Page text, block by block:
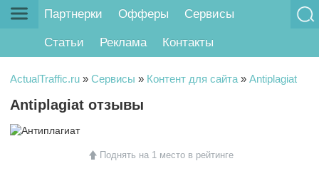
Партнерки Офферы Сервисы
Статьи Реклама Контакты
ActualTraffic.ru » Сервисы » Контент для сайта » Antiplagiat
Antiplagiat отзывы
Поднять на 1 место в рейтинге